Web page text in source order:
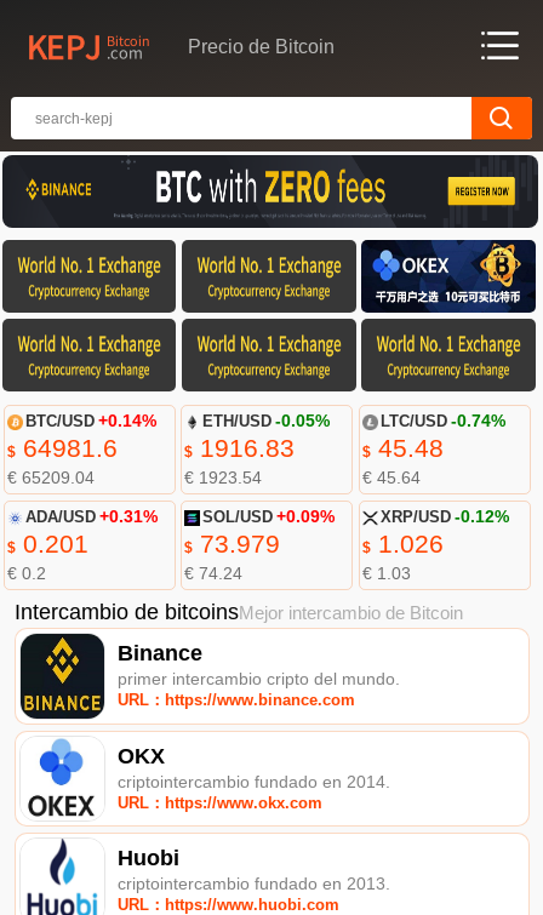
Precio de Bitcoin
BTC/USD +0.14%
$64981.6
€ 65209.04
ETH/USD -0.05%
$ 1916.83
€ 1923.54
LTC/USD -0.74%
$45.48
€ 45.64
ADA/USD +0.31%
$0.201
€ 0.2
SOL/USD +0.09%
$ 73.979
€ 74.24
XRP/USD -0.12%
$1.026
€ 1.03
Intercambio de bitcoinsMejor intercambio de Bitcoin
Binance
primer intercambio cripto del mundo.
URL：https://www.binance.com
OKX
criptointercambio fundado en 2014.
URL：https://www.okx.com
Huobi
criptointercambio fundado en 2013.
URL：https://www.huobi.com